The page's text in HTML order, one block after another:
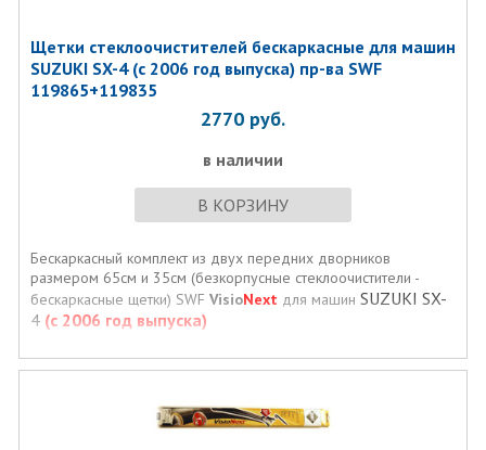
Щетки стеклоочистителей бескаркасные для машин
SUZUKI SX-4 (с 2006 год выпуска) пр-ва SWF
119865+119835
2770 руб.
в наличии
В КОРЗИНУ
Бескаркасный комплект из двух передних дворников
размером 65см и 35см (безкорпусные стеклоочистители -
бескаркасные щетки) SWF VisioNext для машин SUZUKI SX-
4 (с 2006 год выпуска)